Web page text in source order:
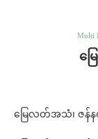
Multi
မြ
မြေလတ်အသံ၊ ဇန်နဝ